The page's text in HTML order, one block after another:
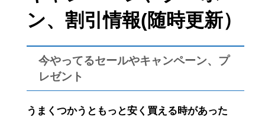
ン、割引情報(随時更新）
今やってるセールやキャンペーン、プ
レゼント
うまくつかうともっと安く買える時があった